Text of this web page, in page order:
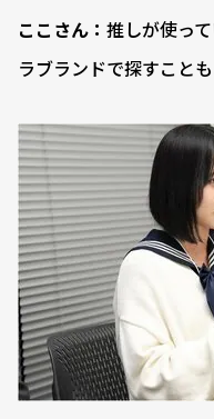
ここさん： 推しが使っ
ラブランドで探すことも